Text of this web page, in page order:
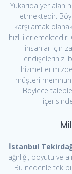
Yukarıda yer alan
etmektedir.
karşılamak
hızlı
insanlar için
endişelerinizi
müşteri
Böylece
İstanbul
ağırlığı, boyutu
Bu nedenle tek